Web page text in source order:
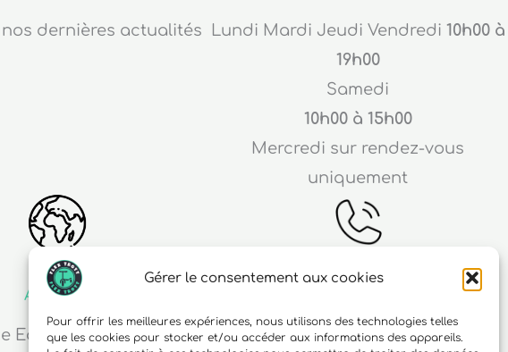
Gérer le consentement aux cookies
Pour offrir les meilleures expériences, nous utilisons des technologies telles
que les cookies pour stocker et/ou accéder aux informations des appareils.
nos dernières actualités Lundi Mardi Jeudi Vendredi 10h00 à
19h00
Samedi
10h00 à 15h00
Mercredi sur rendez-vous
uniquement
Adresse
Edouard Richard 06 10 15 90 23